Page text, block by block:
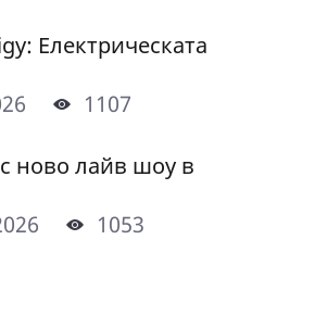
Електрическата
1107
ново лайв шоу в
1053